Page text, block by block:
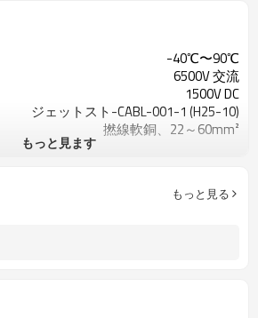
-40℃〜90℃
6500V 交流
1500V DC
ジェットスト-CABL-001-1 (H25-10)
撚線軟銅、22～60mm²
もっと見ます
もっと見る